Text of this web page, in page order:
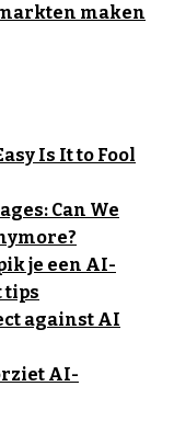
maken
Is It to Fool
Can We
je een AI-
tips
against AI
AI-